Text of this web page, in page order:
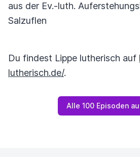
aus der Ev.-luth.
Salzuflen
Du findest Lippe lutherisch auf
lutherisch.de/.
Alle 100 Episoden